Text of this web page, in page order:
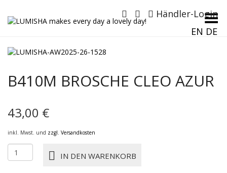
Händler-Login
EN DE
Menü umschalten
B410M BROSCHE CLEO AZUR
43,00 €
inkl. Mwst. und zzgl. Versandkosten
B410M
BROSCHE
IN DEN WARENKORB